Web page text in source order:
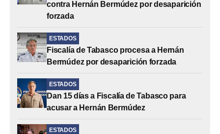
contra Hernán Bermúdez por desaparición
forzada
ESTADOS
Fiscalía de Tabasco procesa a Hernán
Bermúdez por desaparición forzada
ESTADOS
Dan 15 días a Fiscalía de Tabasco para
acusar a Hernán Bermúdez
ESTADOS